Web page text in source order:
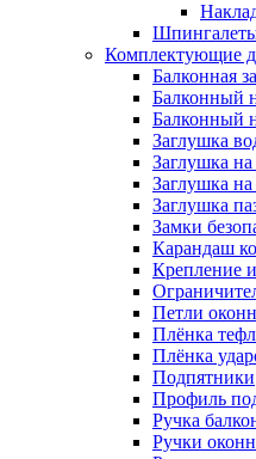
Комплектующие
Балконная
Балконный
Балконный
Заглушка
Заглушка
Заглушка
Заглушка
Замки
Карандаш
Крепление
Петли
Плёнка
Плёнка
Подпятники
Профиль
Ручка
Ручки